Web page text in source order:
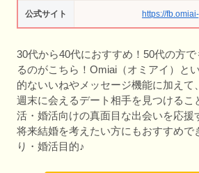
公式サイト https://
30代から40代におすすめ！50代の方で
るのがこちら！Omiai（オミアイ）と
的ないいねやメッセージ機能に加えて
週末に会えるデート相手を見つけるこ
活・婚活向けの真面目な出会いを応援
将来結婚を考えたい方にもおすすめで
り・婚活目的♪